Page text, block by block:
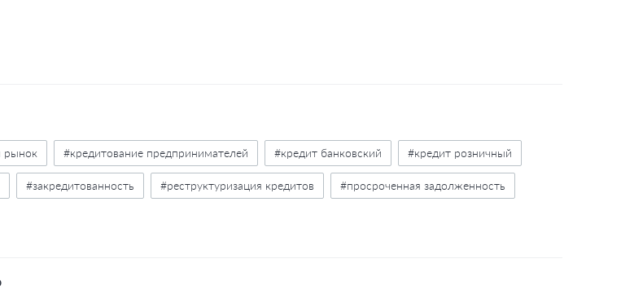
рынок #кредитование предпринимателей #кредит банковский #кредит розничный
#закредитованность #реструктуризация кредитов #просроченная задолженность